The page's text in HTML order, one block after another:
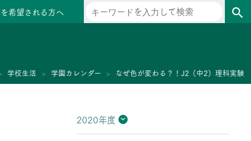
希望される方へ search
学校生活 学園カレンダー なぜ色が変わる？！J2（中2）理科実験
2020年度
2026年度
2025年度
2024年度
2023年度
2022年度
2021年度
2020年度
2019年度
2018年度
2017年度
2016年度
2015年度
2014年度
2013年度